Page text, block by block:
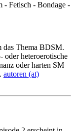
- Fetisch - Bondage -
das Thema BDSM.
oder heteroerotische
oder harten SM
autoren (at)